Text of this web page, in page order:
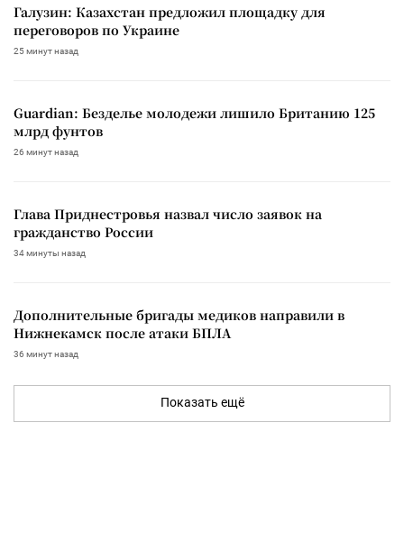
Галузин: Казахстан предложил площадку для
переговоров по Украине
25 минут назад
Guardian: Безделье молодежи лишило Британию 125
млрд фунтов
26 минут назад
Глава Приднестровья назвал число заявок на
гражданство России
34 минуты назад
Дополнительные бригады медиков направили в
Нижнекамск после атаки БПЛА
36 минут назад
Показать ещё